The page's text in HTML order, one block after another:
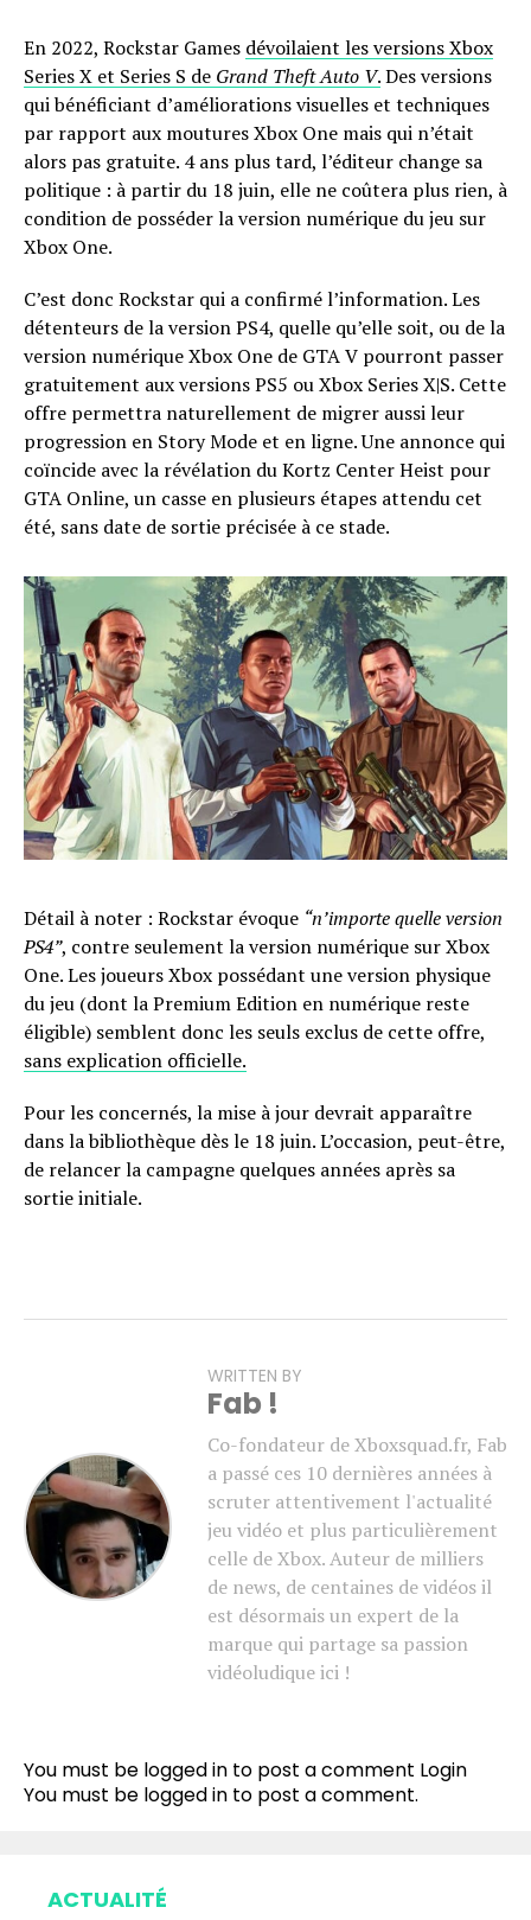
En 2022, Rockstar Games dévoilaient les versions Xbox
Series X et Series S de Grand Theft Auto V.Des versions
qui bénéficiant d’améliorations visuelles et techniques
par rapport aux moutures Xbox One mais qui n’était
alors pas gratuite. 4 ans plus tard, l’éditeur change sa
politique : à partir du 18 juin, elle ne coûtera plus rien, à
condition de posséder la version numérique du jeu sur
Xbox One.
C’est donc Rockstar qui a confirmé l’information. Les
détenteurs de la version PS4, quelle qu’elle soit, ou de la
version numérique Xbox One de GTA V pourront passer
gratuitement aux versions PS5 ou Xbox Series X|S. Cette
offre permettra naturellement de migrer aussi leur
progression en Story Mode et en ligne. Une annonce qui
coïncide avec la révélation du Kortz Center Heist pour
GTA Online, un casse en plusieurs étapes attendu cet
été, sans date de sortie précisée à ce stade.
Détail à noter : Rockstar évoque “n’importe quelle version
PS4”, contre seulement la version numérique sur Xbox
One. Les joueurs Xbox possédant une version physique
du jeu (dont la Premium Edition en numérique reste
éligible) semblent donc les seuls exclus de cette offre,
sans explication officielle.
Pour les concernés, la mise à jour devrait apparaître
dans la bibliothèque dès le 18 juin. L’occasion, peut-être,
de relancer la campagne quelques années après sa
sortie initiale.
WRITTEN BY
Fab !
Co-fondateur de Xboxsquad.fr, Fab
a passé ces 10 dernières années à
scruter attentivement l'actualité
jeu vidéo et plus particulièrement
celle de Xbox. Auteur de milliers
de news, de centaines de vidéos il
est désormais un expert de la
marque qui partage sa passion
vidéoludique ici !
You must be logged in to post a comment Login
You must be logged in to post a comment.
ACTUALITÉ